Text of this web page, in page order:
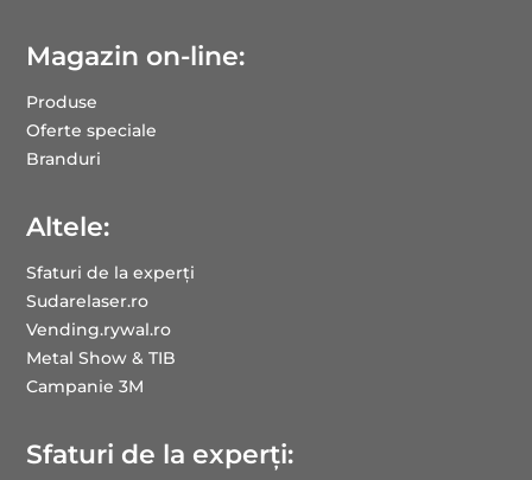
Magazin on-line:
Produse
Oferte speciale
Branduri
Altele:
Sfaturi de la experți
Sudarelaser.ro
Vending.rywal.ro
Metal Show & TIB
Campanie 3M
Sfaturi de la experți: